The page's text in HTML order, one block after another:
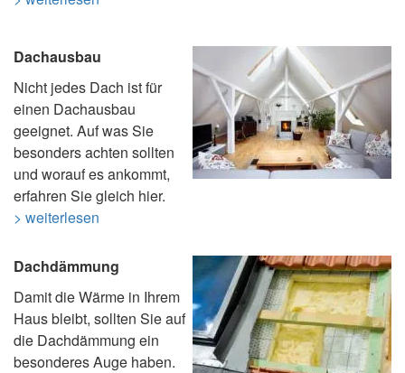
Dachausbau
Nicht jedes Dach ist für
einen Dachausbau
geeignet. Auf was Sie
besonders achten sollten
und worauf es ankommt,
erfahren Sie gleich hier.
> weiterlesen
Dachdämmung
Damit die Wärme in Ihrem
Haus bleibt, sollten Sie auf
die Dachdämmung ein
besonderes Auge haben.